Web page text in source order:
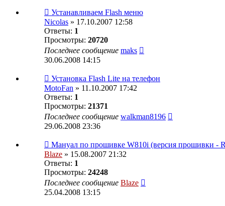
Устанавливаем Flash меню
Nicolas » 17.10.2007 12:58
Ответы: 1
Просмотры: 20720
Последнее сообщение maks
30.06.2008 14:15
Установка Flash Lite на телефон
MotoFan » 11.10.2007 17:42
Ответы: 1
Просмотры: 21371
Последнее сообщение walkman8196
29.06.2008 23:36
Мануал по прошивке W810i (версия прошивки -
Blaze » 15.08.2007 21:32
Ответы: 1
Просмотры: 24248
Последнее сообщение Blaze
25.04.2008 13:15